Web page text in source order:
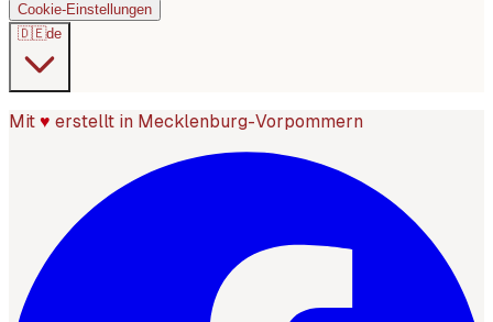
Cookie-Einstellungen
🇩🇪de
Mit ♥ erstellt in Mecklenburg-Vorpommern